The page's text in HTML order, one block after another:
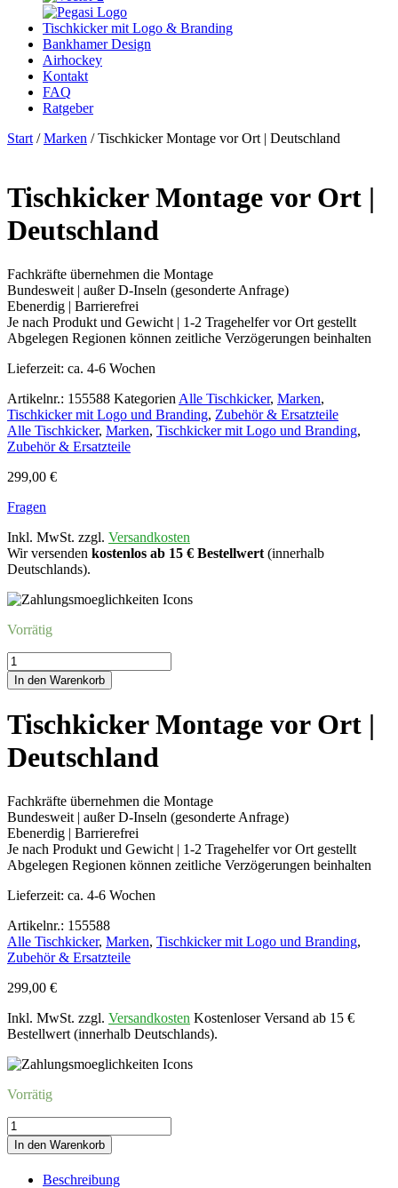
Tischkicker mit Logo & Branding
Bankhamer Design
Airhockey
Kontakt
FAQ
Ratgeber
Start /Marken / Tischkicker Montage vor Ort | Deutschland
Tischkicker Montage vor Ort |
Deutschland
Fachkräfte übernehmen die Montage
Bundesweit | außer D-Inseln (gesonderte Anfrage)
Ebenerdig | Barrierefrei
Je nach Produkt und Gewicht | 1-2 Tragehelfer vor Ort gestellt
Abgelegen Regionen können zeitliche Verzögerungen beinhalten
Lieferzeit: ca. 4-6 Wochen
Artikelnr.: 155588 Kategorien Alle Tischkicker, Marken,
Tischkicker mit Logo und Branding, Zubehör & Ersatzteile
Alle Tischkicker, Marken, Tischkicker mit Logo und Branding,
Zubehör & Ersatzteile
299,00 €
Fragen
Inkl. MwSt. zzgl. Versandkosten
Wir versenden kostenlos ab 15 € Bestellwert (innerhalb
Deutschlands).
Vorrätig
Tischkicker
Montage
vor
|
Deutschland
Menge
In den Warenkorb
Tischkicker Montage vor Ort |
Deutschland
Fachkräfte übernehmen die Montage
Bundesweit | außer D-Inseln (gesonderte Anfrage)
Ebenerdig | Barrierefrei
Je nach Produkt und Gewicht | 1-2 Tragehelfer vor Ort gestellt
Abgelegen Regionen können zeitliche Verzögerungen beinhalten
Lieferzeit: ca. 4-6 Wochen
Artikelnr.: 155588
Alle Tischkicker, Marken, Tischkicker mit Logo und Branding,
Zubehör & Ersatzteile
299,00 €
Inkl. MwSt. zzgl. Versandkosten Kostenloser Versand ab 15 €
Bestellwert (innerhalb Deutschlands).
Vorrätig
Tischkicker
Montage
vor
In den Warenkorb
Beschreibung